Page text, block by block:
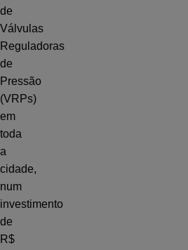
de
Válvulas
Reguladoras
de
Pressão
(VRPs)
em
toda
a
cidade,
num
investimento
de
R$